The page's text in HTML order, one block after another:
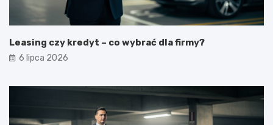
Leasing czy kredyt – co wybrać dla firmy?
6 lipca 2026